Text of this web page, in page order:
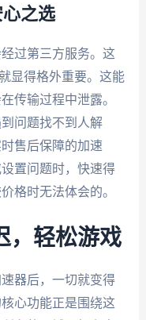
之选
过第三方服务。这
显得格外重要。这能
传输过程中泄露。
问题找不到人解
售后保障的加速
置问题时，快速得
格时无法体会的。
，轻松游戏
器后，一切就变得
心功能正是围绕这